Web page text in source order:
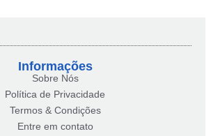
Informações
Sobre Nós
Política de Privacidade
Termos & Condições
Entre em contato